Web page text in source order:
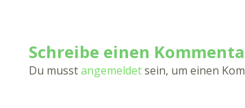
Schreibe einen
Du musstangemeldetsein, um einen